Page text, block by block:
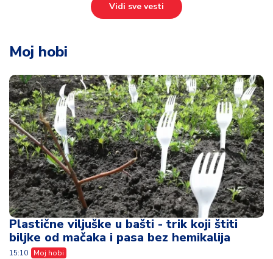
Vidi sve vesti
Moj hobi
Plastične viljuške u bašti - trik koji štiti
biljke od mačaka i pasa bez hemikalija
15:10 Moj hobi